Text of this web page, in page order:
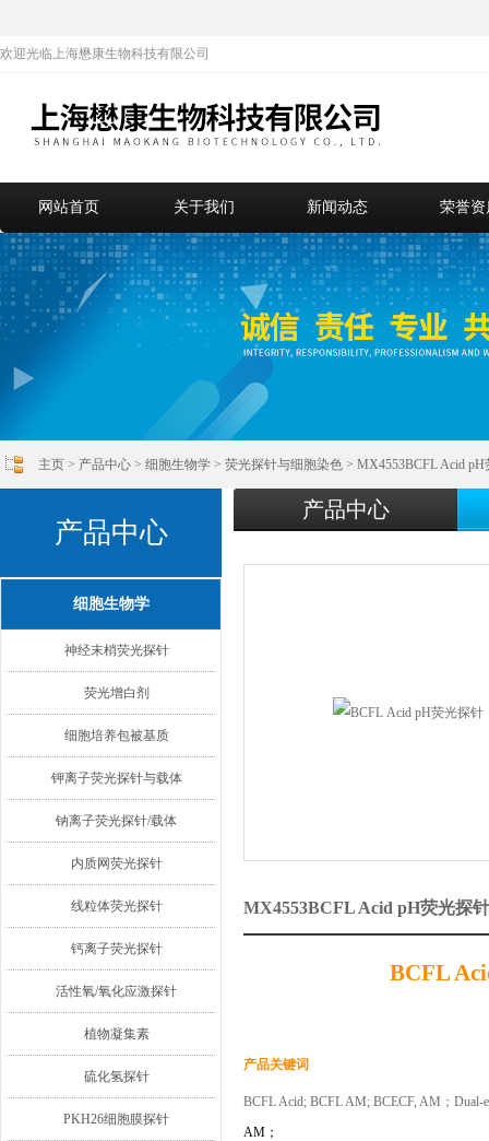
欢迎光临上海懋康生物科技有限公司
网站首页 关于我们 新闻动态 荣誉资
主页 > 产品中心 > 细胞生物学 > 荧光探针与细胞染色 > MX4553BCFL Acid
产品中心
细胞生物学
神经末梢荧光探针
荧光增白剂
细胞培养包被基质
钾离子荧光探针与载体
钠离子荧光探针/载体
内质网荧光探针
线粒体荧光探针
钙离子荧光探针
活性氧/氧化应激探针
植物凝集素
硫化氢探针
PKH26细胞膜探针
产品中心
MX4553BCFL Acid pH荧光探
BCFL
产品关键词
BCFL Acid; BCFL AM; BCECF, AM；Dual-
AM ；